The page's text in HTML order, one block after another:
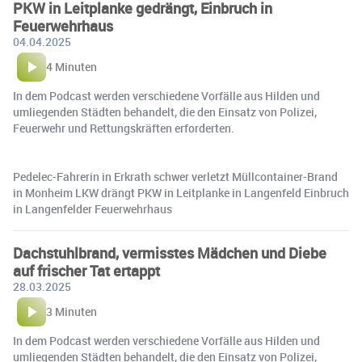
PKW in Leitplanke gedrängt, Einbruch in
Feuerwehrhaus
04.04.2025
4 Minuten
In dem Podcast werden verschiedene Vorfälle aus Hilden und
umliegenden Städten behandelt, die den Einsatz von Polizei,
Feuerwehr und Rettungskräften erforderten.
Pedelec-Fahrerin in Erkrath schwer verletzt Müllcontainer-Brand
in Monheim LKW drängt PKW in Leitplanke in Langenfeld Einbruch
in Langenfelder Feuerwehrhaus
Dachstuhlbrand, vermisstes Mädchen und Diebe
auf frischer Tat ertappt
28.03.2025
3 Minuten
In dem Podcast werden verschiedene Vorfälle aus Hilden und
umliegenden Städten behandelt, die den Einsatz von Polizei,